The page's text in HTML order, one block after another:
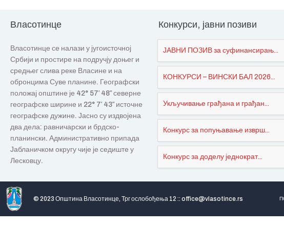
Власотинце
Власотинце се налази у југоисточној
Србији и простире на подручју доњег и
средњег слива реке Власине и на
обронцима Суве планине. Географски
положај општине је 42° 57′ 48″ северне
географске ширине и 22° 7′ 43″ источне
географске дужине. Јасно су издвојена
два дела: равничарски и брдско-
планински. Административно припада
Јабланичком округу чије је седиште у
Лесковцу.
Конкурси, јавни позиви
ЈАВНИ ПОЗИВ за суфинансирањ...
КОНКУРСИ – ВИНСКИ БАЛ 2026...
Укључивање грађана и грађан...
Конкурс за попуњавање изврш...
Конкурс за доделу једнократ...
© 2023 Општина Власотинце, Трг ослобођења 12 :: office@vlasotince.rs